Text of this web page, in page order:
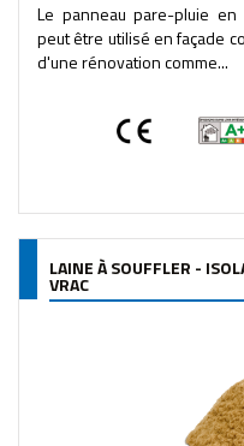
Le panneau pare-pluie en
peut être utilisé en façade
d'une rénovation comme...
LAINE À SOUFFLER -
VRAC